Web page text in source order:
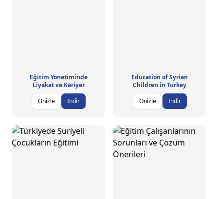
Eğitim Yönetiminde
Liyakat ve Kariyer
Önizle
İndir
Education of Syrian
Children in Turkey
Önizle
İndir